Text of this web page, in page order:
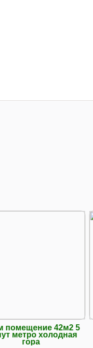
помещение 42м2 5
метро холодная
гора